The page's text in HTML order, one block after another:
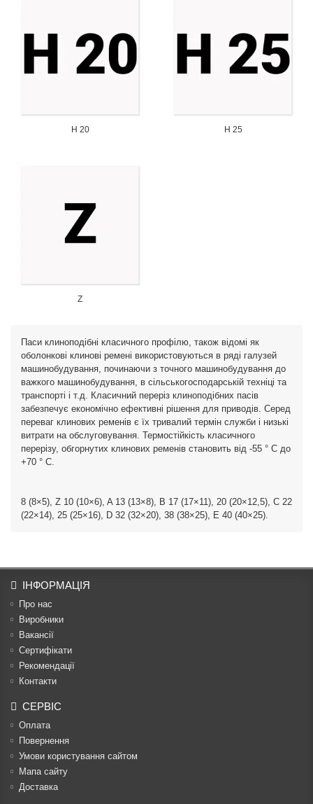
H 20 H 25
Z
Паси клиноподібні класичного профілю, також відомі як
оболонкові клинові ремені використовуються в ряді галузей
машинобудування, починаючи з точного машинобудування до
важкого машинобудування, в сільськогосподарській техніці та
транспорті і т.д. Класичний переріз клиноподібних пасів
забезпечує економічно ефективні рішення для приводів. Серед
переваг клинових ременів є їх тривалий термін служби і низькі
витрати на обслуговування. Термостійкість класичного
перерізу, обгорнутих клинових ременів становить від -55 ° C до
+70 ° C.
8 (8×5), Z 10 (10×6), A 13 (13×8), B 17 (17×11), 20 (20×12,5), C 22
(22×14), 25 (25×16), D 32 (32×20), 38 (38×25), E 40 (40×25).
ІНФОРМАЦІЯ
Про нас
Виробники
Вакансії
Сертифікати
Рекомендації
Контакти
СЕРВІС
Оплата
Повернення
Умови користування сайтом
Мапа сайту
Доставка